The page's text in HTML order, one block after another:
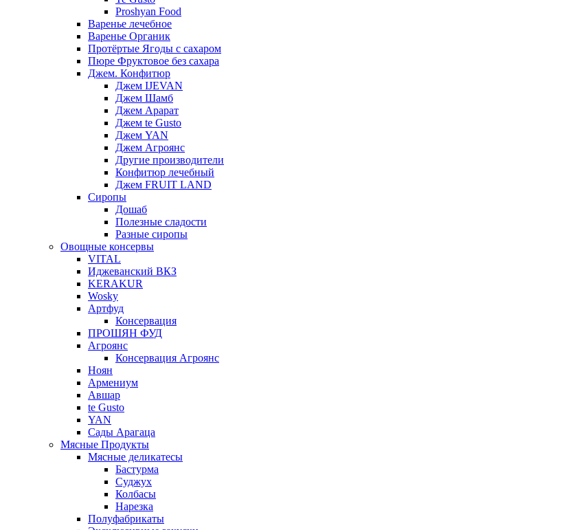
Proshyan Food
Варенье лечебное
Варенье Органик
Протёртые Ягоды с сахаром
Пюре Фруктовое без сахара
Джем. Конфитюр
Джем IJEVAN
Джем Шамб
Джем Арарат
Джем te Gusto
Джем YAN
Джем Агроянс
Другие производители
Конфитюр лечебный
Джем FRUIT LAND
Сиропы
Дошаб
Полезные сладости
Разные сиропы
Овощные консервы
VITAL
Иджеванский ВКЗ
KERAKUR
Wosky
Артфуд
Консервация
ПРОШЯН ФУД
Агроянс
Консервация Агроянс
Ноян
Армениум
Авшар
te Gusto
YAN
Сады Арагаца
Мясные Продукты
Мясные деликатесы
Бастурма
Суджух
Колбасы
Нарезка
Полуфабрикаты